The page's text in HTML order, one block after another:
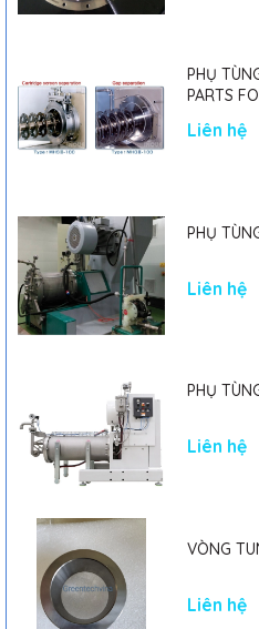
PHỤ
PARTS FOR
Liên hệ
PHỤ
Liên hệ
PHỤ
Liên hệ
VÒNG
Liên hệ